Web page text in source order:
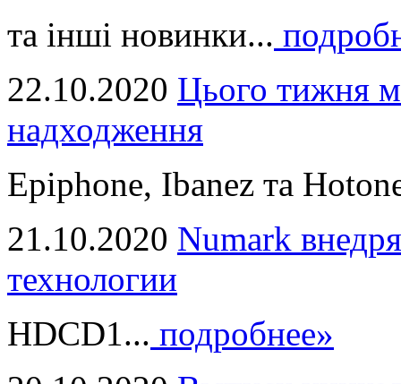
та інші новинки...
22.10.2020 Цього тижня
надходження
Epiphone, Ibanez та
21.10.2020 Numark
технологии
HDCD1... подробнее»